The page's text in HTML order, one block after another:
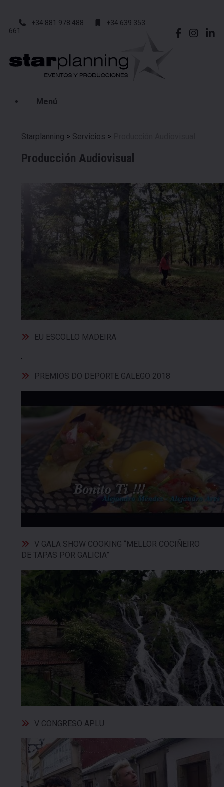
+34 881 978 488
+34 639 353
661
Menú
Starplanning > Servicios >
Producción Audiovisual
EU ESCOLLO MADEIRA
PREMIOS DO DEPORTE GALEGO 2018
V GALA SHOW COOKING “MELLOR COCIÑEIRO
DE TAPAS POR GALICIA”
V CONGRESO APLU